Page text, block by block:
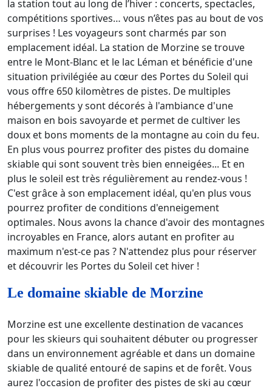
la station tout au long de l’hiver : concerts, spectacles,
compétitions sportives… vous n’êtes pas au bout de vos
surprises ! Les voyageurs sont charmés par son
emplacement idéal. La station de Morzine se trouve
entre le Mont-Blanc et le lac Léman et bénéficie d'une
situation privilégiée au cœur des Portes du Soleil qui
vous offre 650 kilomètres de pistes. De multiples
hébergements y sont décorés à l'ambiance d'une
maison en bois savoyarde et permet de cultiver les
doux et bons moments de la montagne au coin du feu.
En plus vous pourrez profiter des pistes du domaine
skiable qui sont souvent très bien enneigées... Et en
plus le soleil est très régulièrement au rendez-vous !
C'est grâce à son emplacement idéal, qu'en plus vous
pourrez profiter de conditions d'enneigement
optimales. Nous avons la chance d'avoir des montagnes
incroyables en France, alors autant en profiter au
maximum n'est-ce pas ? N'attendez plus pour réserver
et découvrir les Portes du Soleil cet hiver !
Le domaine skiable de Morzine
Morzine est une excellente destination de vacances
pour les skieurs qui souhaitent débuter ou progresser
dans un environnement agréable et dans un domaine
skiable de qualité entouré de sapins et de forêt. Vous
aurez l'occasion de profiter des pistes de ski au cœur